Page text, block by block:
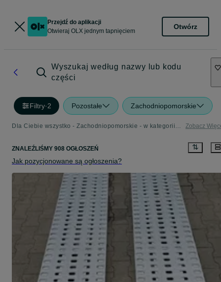
Przejdź do aplikacji
Otwieraj OLX jednym tapnięciem
Otwórz
Wyszukaj według nazwy lub kodu
części
Filtry·2 Pozostałe Zachodniopomorskie
Dla Ciebie wszystko - Zachodniopomorskie - w kategorii Pozostałe Zobacz
ZNALEŹLIŚMY 908 OGŁOSZEŃ
Jak pozycjonowane są ogłoszenia?